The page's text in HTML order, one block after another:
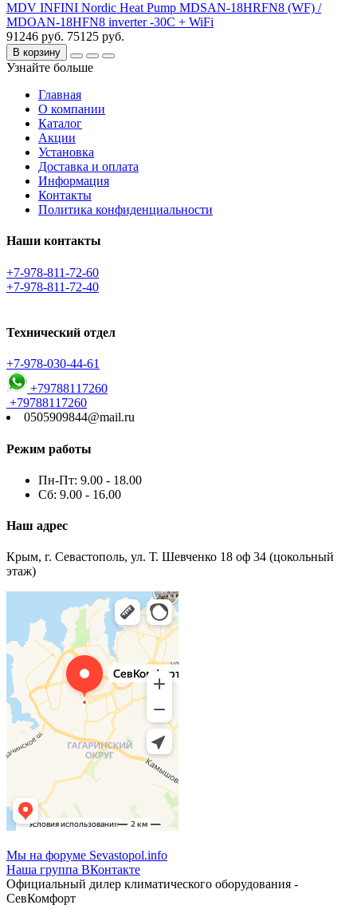
MDV INFINI Nordic Heat Pump MDSAN-18HRFN8 (WF) /
MDOAN-18HFN8 inverter -30C + WiFi
91246 руб. 75125 руб.
В корзину
Узнайте больше
Главная
О компании
Каталог
Акции
Установка
Доставка и оплата
Информация
Контакты
Политика конфиденциальности
Наши контакты
+7-978-811-72-60
+7-978-811-72-40
Технический отдел
+7-978-030-44-61
+79788117260
+79788117260
0505909844@mail.ru
Режим работы
Пн-Пт: 9.00 - 18.00
Сб: 9.00 - 16.00
Наш адрес
Крым, г. Севастополь, ул. Т. Шевченко 18 оф 34 (цокольный
этаж)
Мы на форуме Sevastopol.info
Наша группа ВКонтакте
Официальный дилер климатического оборудования -
СевКомфорт